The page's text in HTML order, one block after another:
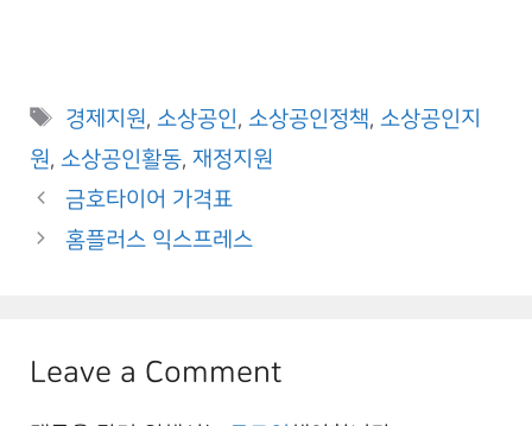
Tags
경제지원,소상공인,소상공인정책,소상공인지
원, 소상공인활동, 재정지원
금호타이어 가격표
홈플러스 익스프레스
Leave a Comment